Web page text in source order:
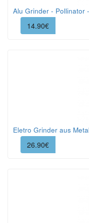
Alu Grinder - Pollinator
14.90€
Eletro Grinder aus
26.90€